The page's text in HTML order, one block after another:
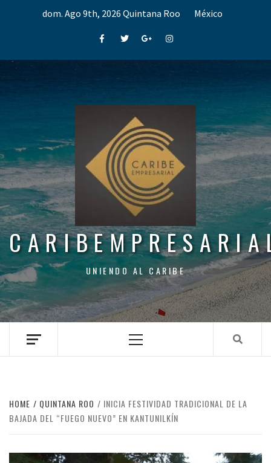
dom. Ago 9th, 2026 Quintana Roo México
FacebookTwitterGoogle+Instagram
UNIENDO AL CARIBE
Menu
HOME QUINTANA ROO
INICIA FESTIVIDAD TRADICIONAL DE LA
BAJADA DEL “FUEGO NUEVO” EN KANTUNILKÍN